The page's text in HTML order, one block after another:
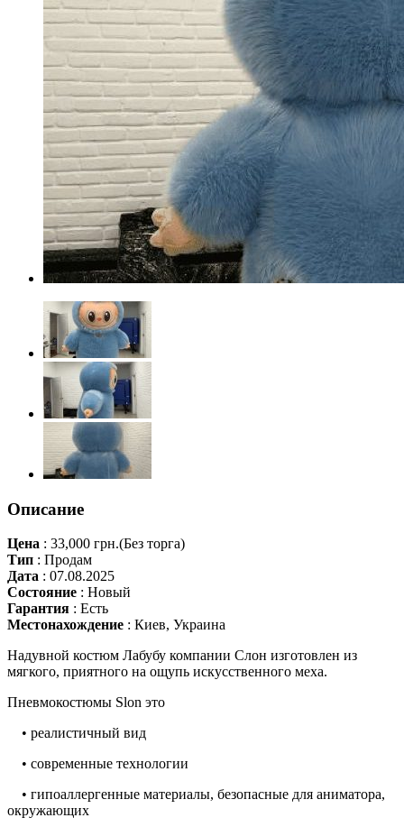
Описание
Цена : 33,000 грн.(Без торга)
Тип : Продам
Дата : 07.08.2025
Состояние : Новый
Гарантия : Есть
Местонахождение : Киев, Украина
Надувной костюм Лабубу компании Слон изготовлен из
мягкого, приятного на ощупь искусственного меха.
Пневмокостюмы Slon это
• реалистичный вид
• современные технологии
• гипоаллергенные материалы, безопасные для аниматора,
окружающих